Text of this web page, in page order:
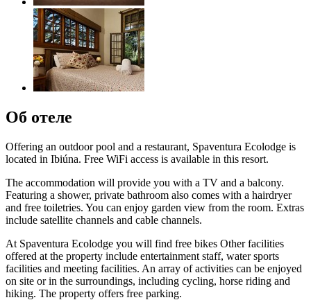
Об отеле
Offering an outdoor pool and a restaurant, Spaventura Ecolodge is
located in Ibiúna. Free WiFi access is available in this resort.
The accommodation will provide you with a TV and a balcony.
Featuring a shower, private bathroom also comes with a hairdryer
and free toiletries. You can enjoy garden view from the room. Extras
include satellite channels and cable channels.
At Spaventura Ecolodge you will find free bikes Other facilities
offered at the property include entertainment staff, water sports
facilities and meeting facilities. An array of activities can be enjoyed
on site or in the surroundings, including cycling, horse riding and
hiking. The property offers free parking.